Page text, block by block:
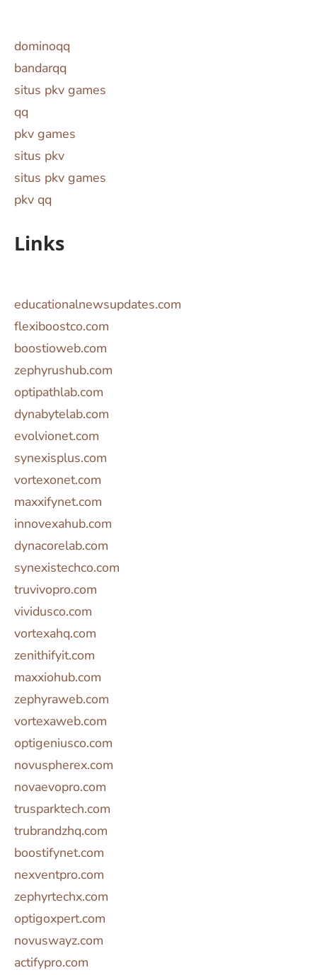
dominoqq
bandarqq
situs pkv games
qq
pkv games
situs pkv
situs pkv games
pkv qq
Links
educationalnewsupdates.com
flexiboostco.com
boostioweb.com
zephyrushub.com
optipathlab.com
dynabytelab.com
evolvionet.com
synexisplus.com
vortexonet.com
maxxifynet.com
innovexahub.com
dynacorelab.com
synexistechco.com
truvivopro.com
vividusco.com
vortexahq.com
zenithifyit.com
maxxiohub.com
zephyraweb.com
vortexaweb.com
optigeniusco.com
novuspherex.com
novaevopro.com
trusparktech.com
trubrandzhq.com
boostifynet.com
nexventpro.com
zephyrtechx.com
optigoxpert.com
novuswayz.com
actifypro.com